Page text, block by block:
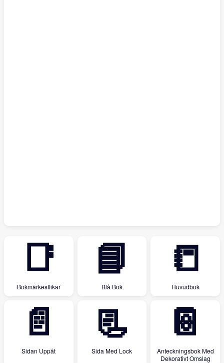
📑
Bokmärkesflikar
📘
Blå Bok
📒
Huvudbok
📄
Sidan Uppåt
📃
Sida Med Lock
📔
Anteckningsbok Med
Dekorativt Omslag